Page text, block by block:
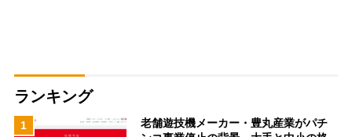
ランキング
1
老舗遊技機メーカー・豊丸産業がパチ